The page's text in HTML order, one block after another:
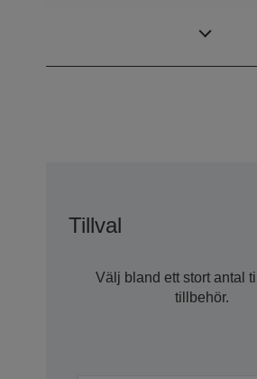
Tillval
Välj bland ett stort antal
tillbehör.